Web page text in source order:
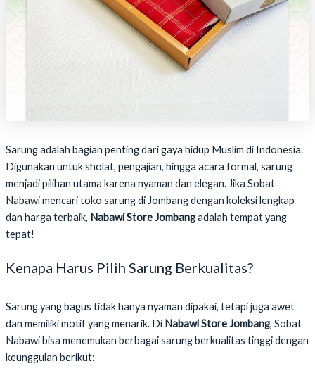
Sarung adalah bagian penting dari gaya hidup Muslim di Indonesia.
Digunakan untuk sholat, pengajian, hingga acara formal, sarung
menjadi pilihan utama karena nyaman dan elegan. Jika Sobat
Nabawi mencari toko sarung di Jombang dengan koleksi lengkap
dan harga terbaik, Nabawi Store Jombangadalah tempat yang
tepat!
Kenapa Harus Pilih Sarung Berkualitas?
Sarung yang bagus tidak hanya nyaman dipakai, tetapi juga awet
dan memiliki motif yang menarik. Di Nabawi Store Jombang, Sobat
Nabawi bisa menemukan berbagai sarung berkualitas tinggi dengan
keunggulan berikut: